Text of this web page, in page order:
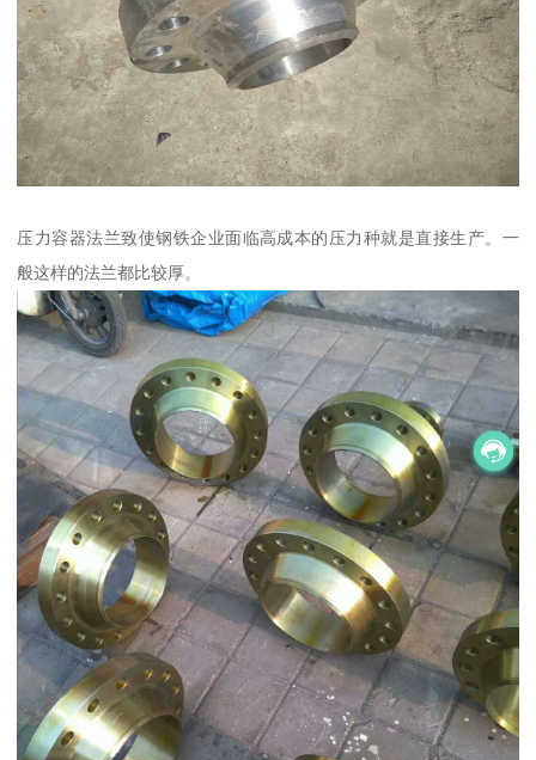
压力容器法兰致使钢铁企业面临高成本的压力种就是直接生产。一
般这样的法兰都比较厚。